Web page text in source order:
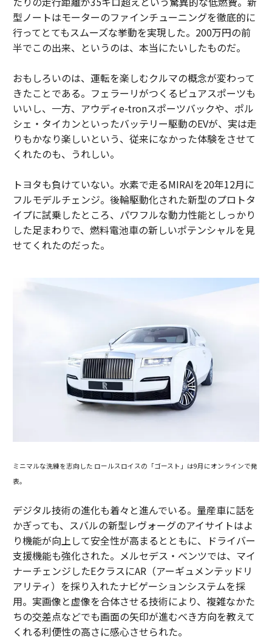
型ノートはモーターのファインチューニングを徹底的に
行ってとてもスムーズな挙動を実現した。200万円の前
半でこの出来、というのは、本当にたいしたものだ。
おもしろいのは、運転を楽しむクルマの概念が変わって
きたことである。フェラーリがつくるピュアスポーツも
いいし、一方、アウディe-tronスポーツバックや、ポル
シェ・タイカンといったバッテリー駆動のEVが、実は走
りもかなり楽しいという、従来になかった体験をさせて
くれたのも、うれしい。
トヨタも負けていない。水素で走るMIRAIを20年12月に
フルモデルチェンジ。後輪駆動化された新型のプロトタ
イプに試乗したところ、パワフルな動力性能としっかり
した足まわりで、燃料電池車の新しいポテンシャルを見
せてくれたのだった。
ミニマルな洗練を志向した ロールスロイスの「ゴースト」は9月にオンラインで発
表。
デジタル技術の進化も着々と進んでいる。量産車に話を
かぎっても、スバルの新型レヴォーグのアイサイトはよ
り機能が向上して安全性が高まるとともに、ドライバー
支援機能も強化された。メルセデス・ベンツでは、マイ
ナーチェンジしたEクラスにAR（アーギュメンテッドリ
アリティ）を採り入れたナビゲーションシステムを採
用。実画像と虚像を合体させる技術により、複雑なかた
ちの交差点などでも画面の矢印が進むべき方向を教えて
くれる利便性の高さに感心させられた。